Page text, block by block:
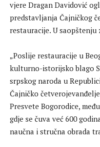
vjere Dragan Davidović
predstavljanja Čajničkog
restauracije. U
„Poslije restauracije u
kulturno-istorijsko blago
srpskog naroda u
Čajničko
Presvete Bogorodice,
gdje se čuva već 600
naučna i stručna obrada